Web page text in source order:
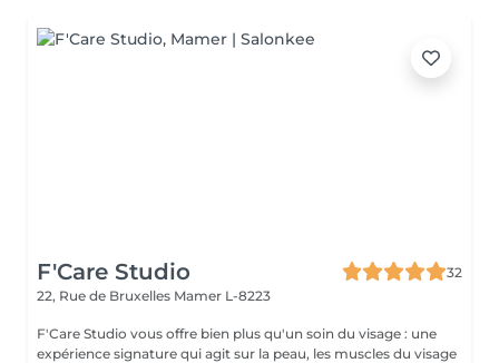
F'Care Studio
32
22, Rue de Bruxelles Mamer L-8223
F'Care Studio vous offre bien plus qu'un soin du visage : une
expérience signature qui agit sur la peau, les muscles du visage